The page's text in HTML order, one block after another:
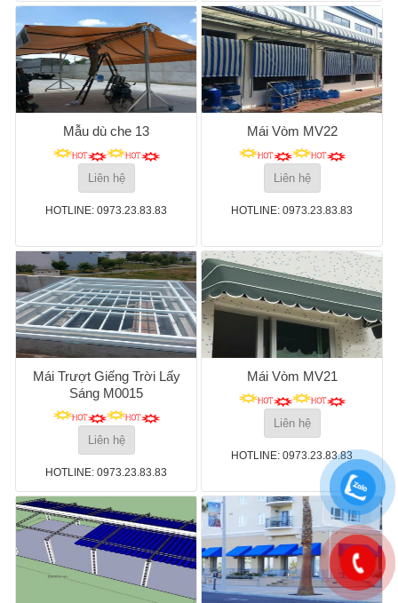
Mẫu dù che 13
Liên hệ
HOTLINE: 0973.23.83.83
Mái Vòm MV22
Liên hệ
HOTLINE: 0973.23.83.83
Mái Trượt Giếng Trời Lấy
Sáng M0015
Liên hệ
HOTLINE: 0973.23.83.83
Mái Vòm MV21
Liên hệ
HOTLINE: 0973.23.83.83